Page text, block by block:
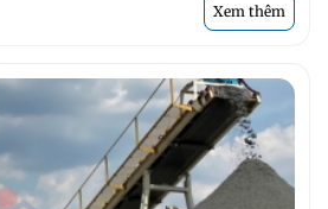
Xem thêm